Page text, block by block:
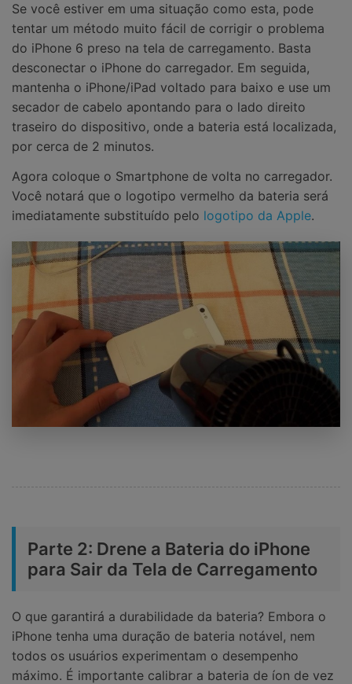
Se você estiver em uma situação como esta, pode
tentar um método muito fácil de corrigir o problema
do iPhone 6 preso na tela de carregamento. Basta
desconectar o iPhone do carregador. Em seguida,
mantenha o iPhone/iPad voltado para baixo e use um
secador de cabelo apontando para o lado direito
traseiro do dispositivo, onde a bateria está localizada,
por cerca de 2 minutos.
Agora coloque o Smartphone de volta no carregador.
Você notará que o logotipo vermelho da bateria será
imediatamente substituído pelo logotipo da Apple.
Parte 2: Drene a Bateria do iPhone
para Sair da Tela de Carregamento
O que garantirá a durabilidade da bateria? Embora o
iPhone tenha uma duração de bateria notável, nem
todos os usuários experimentam o desempenho
máximo. É importante calibrar a bateria de íon de vez